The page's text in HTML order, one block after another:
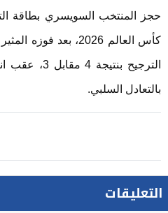
حجز المنتخب السويسري بطاقة
كأس العالم 2026، بعد
الترجيح
بالتعادل السلبي.
التعليقات